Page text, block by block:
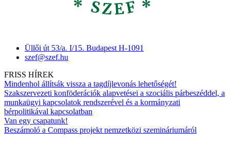
Üllői út 53/a. I/15. Budapest H-1091
szef@szef.hu
FRISS HÍREK
Mindenhol állítsák vissza a tagdíjlevonás lehetőségét!
Szakszervezeti konföderációk alapvetései a szociális párbeszéddel, a
munkaügyi kapcsolatok rendszerével és a kormányzati
bérpolitikával kapcsolatban
Van egy csapatunk!
Beszámoló a Compass projekt nemzetközi szemináriumáról